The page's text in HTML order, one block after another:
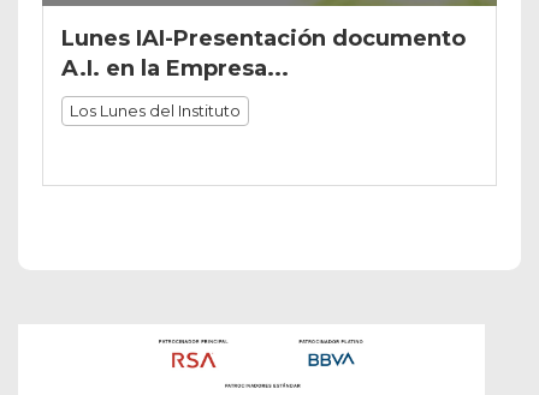
Lunes IAI-Presentación documento
A.I. en la Empresa...
Los Lunes del Instituto